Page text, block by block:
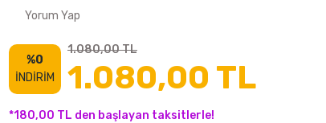
Yorum Yap
%0
İNDİRİM
1.080,00 TL
1.080,00 TL
*180,00 TL den başlayan taksitlerle!